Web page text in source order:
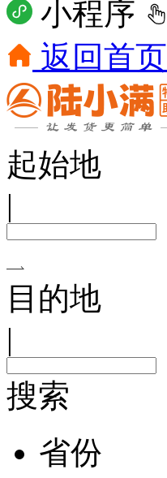
小程序
返回首页
起始地
|
目的地
|
搜索
省份